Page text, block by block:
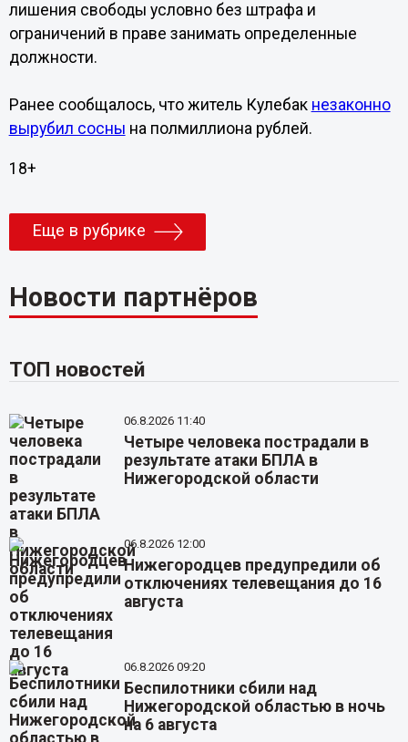
лишения свободы условно без штрафа и
ограничений в праве занимать определенные
должности.
Ранее сообщалось, что житель Кулебак незаконно
вырубил сосны на полмиллиона рублей.
18+
Еще в рубрике
Новости партнёров
ТОП новостей
06.8.2026 11:40
Четыре человека пострадали в
результате атаки БПЛА в
Нижегородской области
06.8.2026 12:00
Нижегородцев предупредили об
отключениях телевещания до 16
августа
06.8.2026 09:20
Беспилотники сбили над
Нижегородской областью в ночь
на 6 августа